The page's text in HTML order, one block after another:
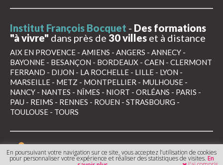
Institut François Bocquet - Des formations
"à vivre" dans près de 30 villes et à distance
AIX EN PROVENCE - AMIENS - ANGERS - ANNECY -
BAYONNE - BESANÇON - BORDEAUX - CAEN - CLERMONT
FERRAND - DIJON - LA ROCHELLE - LILLE - LYON -
MARSEILLE - METZ - MONTPELLIER - MULHOUSE -
NANCY - NANTES - NÎMES - NIORT - ORLÉANS - PARIS -
PAU - REIMS - RENNES - ROUEN - STRASBOURG -
TOULOUSE - TOURS
Mentions légales
Conditions générales de
vente
En poursuivant votre navigation sur ce site, vous acceptez l’utilisation de cookies
pour personnaliser votre expérience et réaliser des statistiques de visites. En